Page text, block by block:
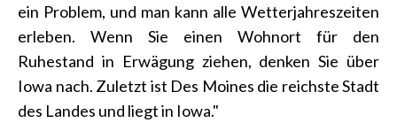
ein Problem, und man kann alle Wetterjahreszeiten
erleben. Wenn Sie einen Wohnort für den
Ruhestand in Erwägung ziehen, denken Sie über
Iowa nach. Zuletzt ist Des Moines die reichste Stadt
des Landes und liegt in Iowa."